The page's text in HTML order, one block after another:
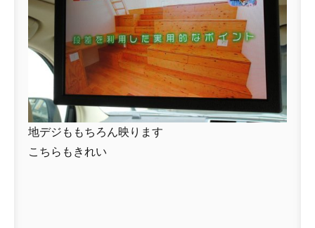
地デジももちろん映ります
こちらもきれい